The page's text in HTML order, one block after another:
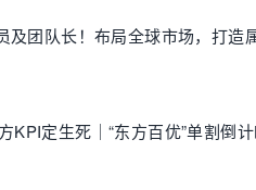
及团队长！布局全球市场，打
KPI定生死｜“东方百优”单割倒